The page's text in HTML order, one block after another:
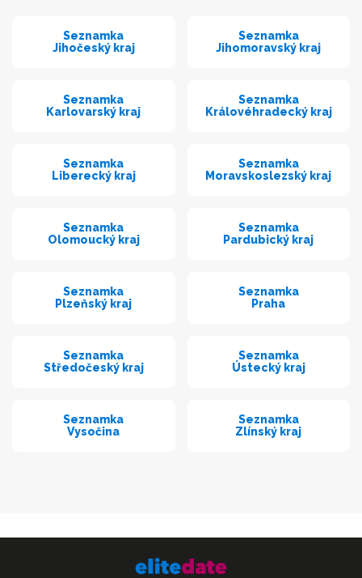
Seznamka
Jihočeský kraj
Seznamka
Jihomoravský kraj
Seznamka
Karlovarský kraj
Seznamka
Královéhradecký kraj
Seznamka
Liberecký kraj
Seznamka
Moravskoslezský kraj
Seznamka
Olomoucký kraj
Seznamka
Pardubický kraj
Seznamka
Plzeňský kraj
Seznamka
Praha
Seznamka
Středočeský kraj
Seznamka
Ústecký kraj
Seznamka
Vysočina
Seznamka
Zlínský kraj